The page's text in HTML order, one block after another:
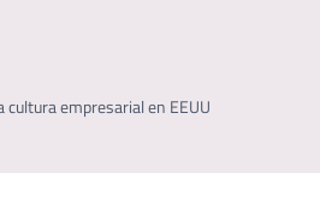
cultura empresarial en EEUU